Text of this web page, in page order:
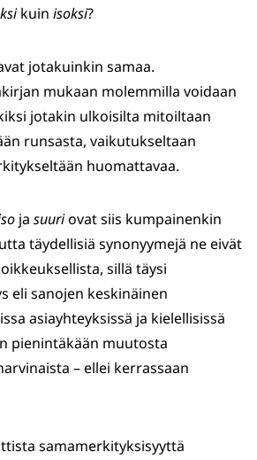
kuin isoksi?
jotakuinkin samaa.
mukaan molemmilla voidaan
jotakin ulkoisilta mitoiltaan
runsasta, vaikutukseltaan
huomattavaa.
ja suuriovat siis kumpainenkin
täydellisiä synonyymejä ne eivät
sillä täysi
eli sanojen keskinäinen
asiayhteyksissä ja kielellisissä
pienintäkään muutosta
– ellei kerrassaan
samamerkityksisyyttä